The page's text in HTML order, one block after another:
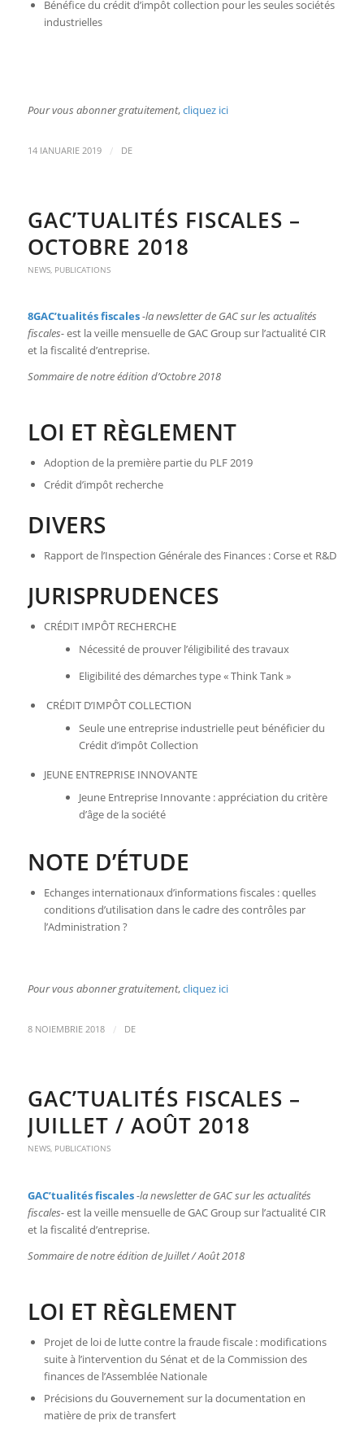
Bénéfice du crédit d’impôt collection pour les seules sociétés
industrielles
Pour vous abonner gratuitement,cliquez ici
14 IANUARIE 2019 / DE
GAC’TUALITÉS FISCALES –
OCTOBRE 2018
NEWS, PUBLICATIONS
8GAC’tualités fiscales-la newsletter de GAC sur les actualités
fiscales-est la veille mensuelle de GAC Group sur l’actualité CIR
et la fiscalité d’entreprise.
Sommaire de notre édition d’Octobre 2018
LOI ET RÈGLEMENT
Adoption de la première partie du PLF 2019
Crédit d’impôt recherche
DIVERS
Rapport de l’Inspection Générale des Finances : Corse et R&D
JURISPRUDENCES
CRÉDIT IMPÔT RECHERCHE
Nécessité de prouver l’éligibilité des travaux
Eligibilité des démarches type « Think Tank »
CRÉDIT D’IMPÔT COLLECTION
Seule une entreprise industrielle peut bénéficier du
Crédit d’impôt Collection
JEUNE ENTREPRISE INNOVANTE
Jeune Entreprise Innovante : appréciation du critère
d’âge de la société
NOTE D’ÉTUDE
Echanges internationaux d’informations fiscales : quelles
conditions d’utilisation dans le cadre des contrôles par
l’Administration ?
Pour vous abonner gratuitement,cliquez ici
8 NOIEMBRIE 2018 / DE
GAC’TUALITÉS FISCALES –
JUILLET / AOÛT 2018
NEWS, PUBLICATIONS
GAC’tualités fiscales-la newsletter de GAC sur les actualités
fiscales-est la veille mensuelle de GAC Group sur l’actualité CIR
et la fiscalité d’entreprise.
Sommaire de notre édition de Juillet / Août 2018
LOI ET RÈGLEMENT
Projet de loi de lutte contre la fraude fiscale : modifications
suite à l’intervention du Sénat et de la Commission des
finances de l’Assemblée Nationale
Précisions du Gouvernement sur la documentation en
matière de prix de transfert